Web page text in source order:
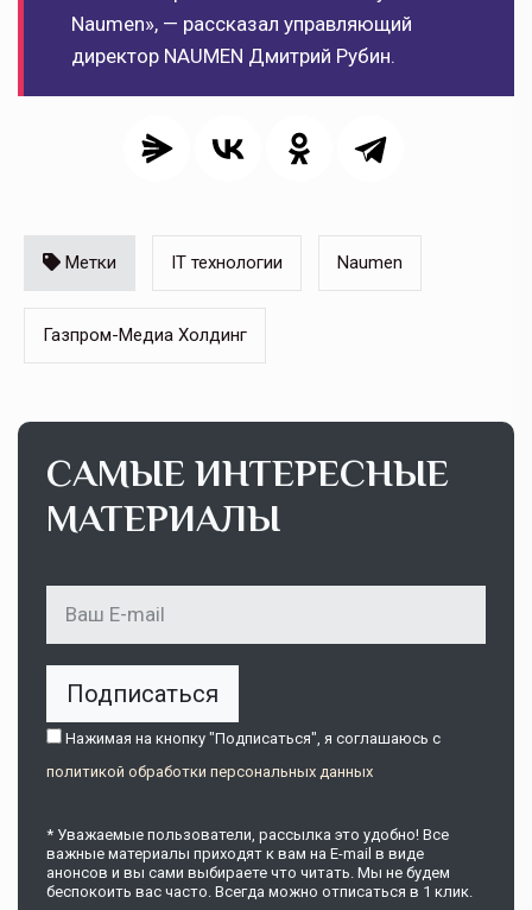
Naumen», — рассказал управляющий
директор NAUMEN Дмитрий Рубин.
Метки IT технологии Naumen
Газпром-Медиа Холдинг
САМЫЕ ИНТЕРЕСНЫЕ
МАТЕРИАЛЫ
Подписаться
Нажимая на кнопку "Подписаться", я соглашаюсь c
политикой обработки персональных данных
* Уважаемые пользователи, рассылка это удобно! Все
важные материалы приходят к вам на E-mail в виде
анонсов и вы сами выбираете что читать. Мы не будем
беспокоить вас часто. Всегда можно отписаться в 1 клик.